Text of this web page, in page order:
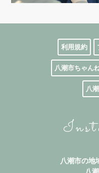
利用規約
八潮市ちゃん
八
八潮市の地